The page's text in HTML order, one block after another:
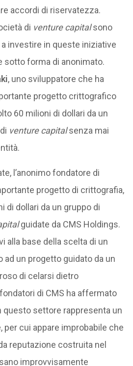
accordi di riservatezza.
di venture capitalsono
investire in queste iniziative
sotto forma di anonimato.
, uno sviluppatore che ha
progetto crittografico
60 milioni di dollari da un
venture capitalsenza mai
l’anonimo fondatore di
progetto di crittografia,
di dollari da un gruppo di
guidate da CMS Holdings.
alla base della scelta di un
un progetto guidato da un
di celarsi dietro
fondatori di CMS ha affermato
questo settore rappresenta un
per cui appare improbabile che
reputazione costruita nel
improvvisamente